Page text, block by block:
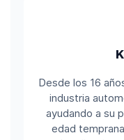
Desde los 16
industria
ayudando a su
edad